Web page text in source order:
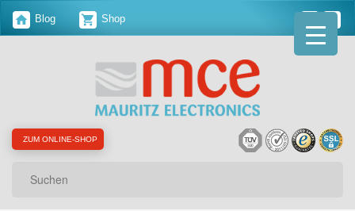
Blog Shop
ZUM ONLINE-SHOP